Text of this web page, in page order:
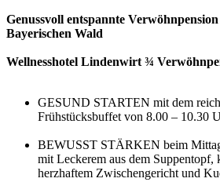
Genussvoll entspannte
Bayerischen Wald
Wellnesshotel Lindenwirt ¾
GESUND STARTEN mit dem
Frühstücksbuffet von 8.00 – 10.30
BEWUSST STÄRKEN beim
mit Leckerem aus dem Suppentopf,
herzhaftem Zwischengericht und